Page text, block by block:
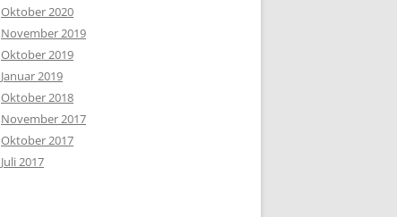
Oktober 2020
November 2019
Oktober 2019
Januar 2019
Oktober 2018
November 2017
Oktober 2017
Juli 2017